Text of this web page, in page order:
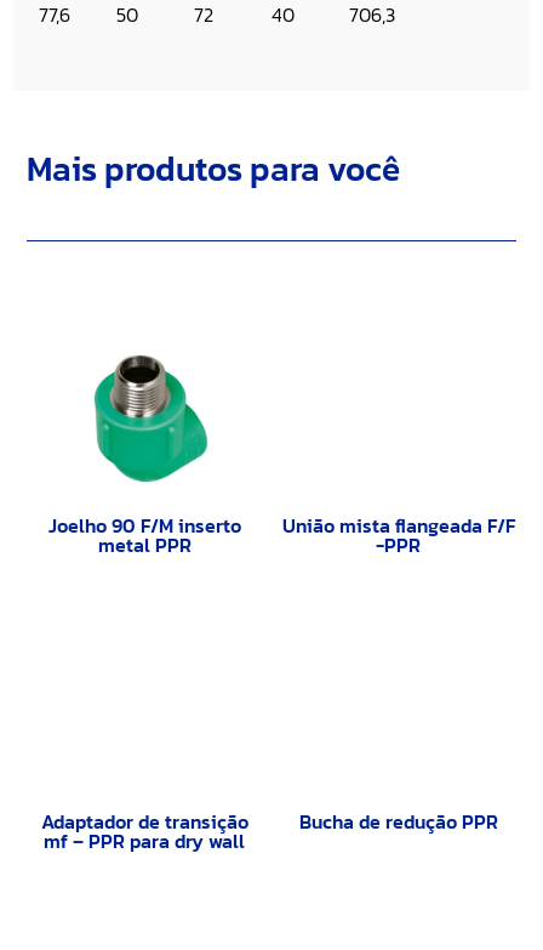
77,6 50 72 40 706,3
Mais produtos para você
Joelho 90 F/M inserto
metal PPR
União mista flangeada F/F
-PPR
Adaptador de transição
mf – PPR para dry wall
Bucha de redução PPR